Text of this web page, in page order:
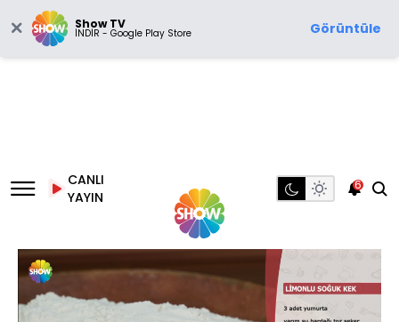
Show TV
İNDİR - Google Play Store Görüntüle
CANLI
YAYIN
6